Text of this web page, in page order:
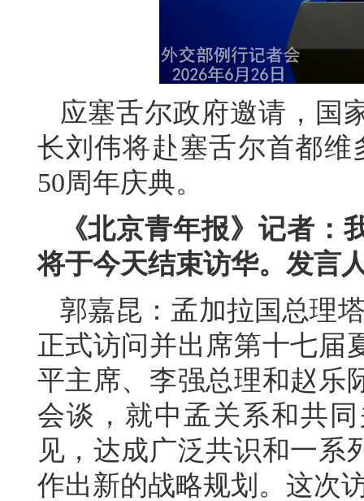
应塞舌尔政府邀请，国
长刘伟将赴塞舌尔首都维
50周年庆典。
《北京青年报》记者
将于今天结束访华。发言
郭嘉昆：孟加拉国总理
正式访问并出席第十七届
平主席、李强总理和赵乐
会谈，就中孟关系和共
见，达成广泛共识和一系
作出新的战略规划。这次